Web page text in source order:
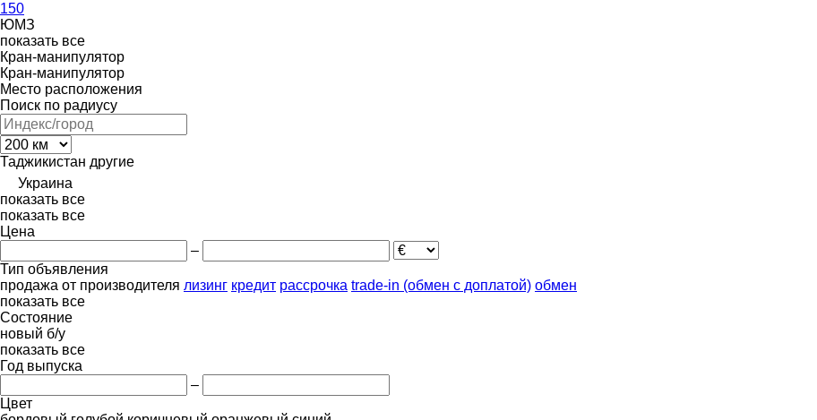
150
ЮМЗ
показать все
Кран-манипулятор
Кран-манипулятор
Место расположения
Поиск по радиусу
Таджикистан другие
Украина
показать все
показать все
Цена
–
Тип объявления
продажа от производителя лизинг кредит рассрочка trade-in (обмен с доплатой) обмен
показать все
Состояние
новый б/у
показать все
Год выпуска
–
Цвет